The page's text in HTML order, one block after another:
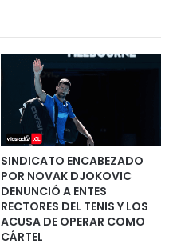
SINDICATO ENCABEZADO
POR NOVAK DJOKOVIC
DENUNCIÓ A ENTES
RECTORES DEL TENIS Y LOS
ACUSA DE OPERAR COMO
CÁRTEL